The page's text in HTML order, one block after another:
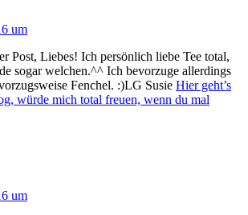
um
Post, Liebes! Ich persönlich liebe Tee total,
sogar welchen.^^ Ich bevorzuge allerdings
Fenchel. :)LG Susie Hier geht’s
würde mich total freuen, wenn du mal
um